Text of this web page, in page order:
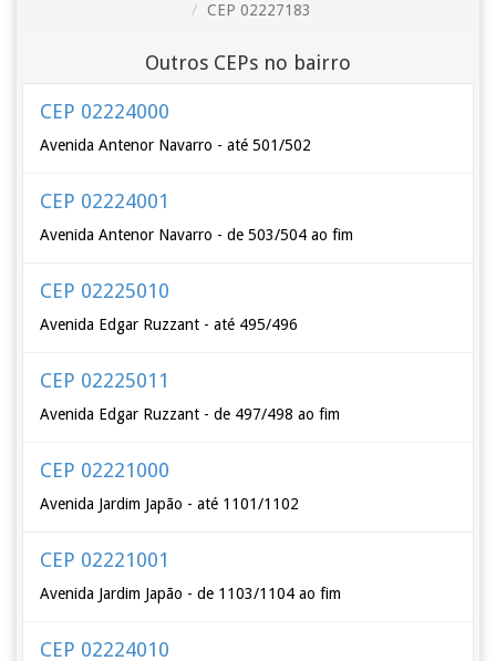
CEP 02227183
Outros CEPs no bairro
CEP 02224000
Avenida Antenor Navarro - até 501/502
CEP 02224001
Avenida Antenor Navarro - de 503/504 ao fim
CEP 02225010
Avenida Edgar Ruzzant - até 495/496
CEP 02225011
Avenida Edgar Ruzzant - de 497/498 ao fim
CEP 02221000
Avenida Jardim Japão - até 1101/1102
CEP 02221001
Avenida Jardim Japão - de 1103/1104 ao fim
CEP 02224010